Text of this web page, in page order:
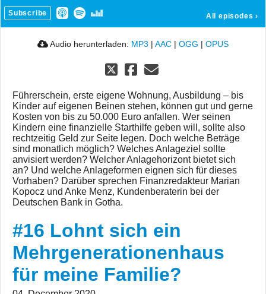
Subscribe All episodes ›
Audio herunterladen: MP3 | AAC | OGG | OPUS
Führerschein, erste eigene Wohnung, Ausbildung – bis
Kinder auf eigenen Beinen stehen, können gut und gerne
Kosten von bis zu 50.000 Euro anfallen. Wer seinen
Kindern eine finanzielle Starthilfe geben will, sollte also
rechtzeitig Geld zur Seite legen. Doch welche Beträge
sind monatlich möglich? Welches Anlageziel sollte
anvisiert werden? Welcher Anlagehorizont bietet sich
an? Und welche Anlageformen eignen sich für dieses
Vorhaben? Darüber sprechen Finanzredakteur Marian
Kopocz und Anke Menz, Kundenberaterin bei der
Deutschen Bank in Gotha.
#16 Lohnt sich ein
Mehrgenerationenhaus
für meine Familie?